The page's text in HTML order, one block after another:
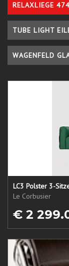
RELAXLIEGE
TUBE LIGHT
WAGENFELD
LC3 Polster 3-
Le Corbusier
€ 2